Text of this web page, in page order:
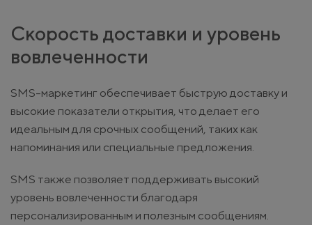
Скорость доставки и уровень
вовлеченности
SMS-маркетинг обеспечивает быструю доставку и
высокие показатели открытия, что делает его
идеальным для срочных сообщений, таких как
напоминания или специальные предложения.
SMS также позволяет поддерживать высокий
уровень вовлеченности благодаря
персонализированным и полезным сообщениям.